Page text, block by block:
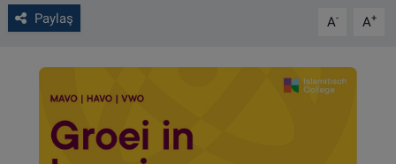
Paylaş A- A+
Çerez Politikası